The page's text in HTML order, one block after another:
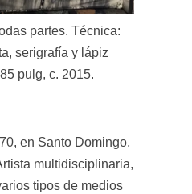
partes. Técnica:
serigrafía y lápiz
pulg, c. 2015.
en Santo Domingo,
multidisciplinaria,
tipos de medios